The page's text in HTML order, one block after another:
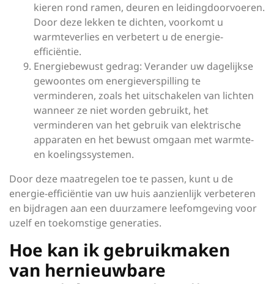
kieren rond ramen, deuren en leidingdoorvoeren.
Door deze lekken te dichten, voorkomt u
warmteverlies en verbetert u de energie-
efficiëntie.
Energiebewust gedrag: Verander uw dagelijkse
gewoontes om energieverspilling te
verminderen, zoals het uitschakelen van lichten
wanneer ze niet worden gebruikt, het
verminderen van het gebruik van elektrische
apparaten en het bewust omgaan met warmte-
en koelingssystemen.
Door deze maatregelen toe te passen, kunt u de
energie-efficiëntie van uw huis aanzienlijk verbeteren
en bijdragen aan een duurzamere leefomgeving voor
uzelf en toekomstige generaties.
Hoe kan ik gebruikmaken
van hernieuwbare